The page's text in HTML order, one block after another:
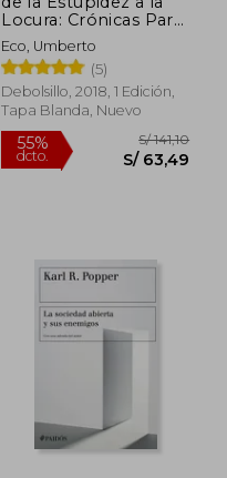
Locura: Crónicas Para
El Futuro Que Nos
Espera / From Stupi
Dity to Insanity
Eco, Umberto
(5)
Debolsillo, 2018, 1 Edición,
Tapa Blanda, Nuevo
55%
dcto.